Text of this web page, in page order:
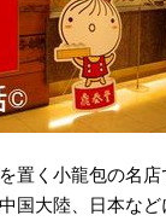
置く小龍包の名
国大陸、日本な